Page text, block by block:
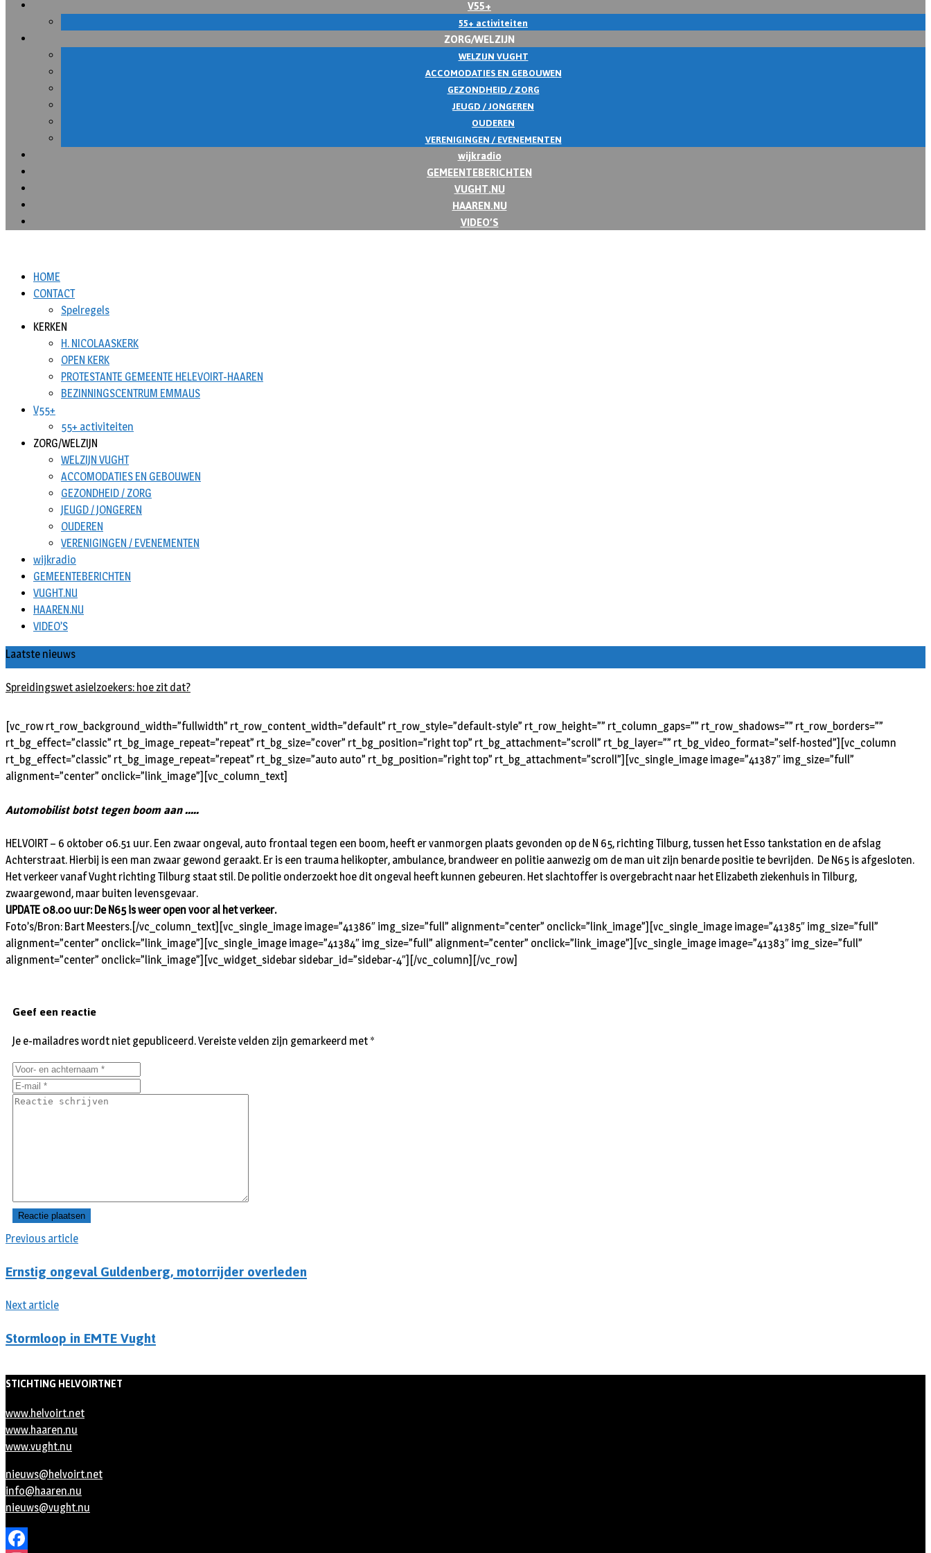
V55+
55+ activiteiten
ZORG/WELZIJN
WELZIJN VUGHT
ACCOMODATIES EN GEBOUWEN
GEZONDHEID / ZORG
JEUGD / JONGEREN
OUDEREN
VERENIGINGEN / EVENEMENTEN
wijkradio
GEMEENTEBERICHTEN
VUGHT.NU
HAAREN.NU
VIDEO’S
HOME
CONTACT
Spelregels
KERKEN
H. NICOLAASKERK
OPEN KERK
PROTESTANTE GEMEENTE HELEVOIRT-HAAREN
BEZINNINGSCENTRUM EMMAUS
V55+
55+ activiteiten
ZORG/WELZIJN
WELZIJN VUGHT
ACCOMODATIES EN GEBOUWEN
GEZONDHEID / ZORG
JEUGD / JONGEREN
OUDEREN
VERENIGINGEN / EVENEMENTEN
wijkradio
GEMEENTEBERICHTEN
VUGHT.NU
HAAREN.NU
VIDEO’S
Laatste nieuws
Spreidingswet asielzoekers: hoe zit dat?
[vc_row rt_row_background_width=”fullwidth” rt_row_content_width=”default” rt_row_style=”default-style” rt_row_height=”” rt_column_gaps=”” rt_row_shadows=”” rt_row_borders=””
rt_bg_effect=”classic” rt_bg_image_repeat=”repeat” rt_bg_size=”cover” rt_bg_position=”right top” rt_bg_attachment=”scroll” rt_bg_layer=”” rt_bg_video_format=”self-hosted”][vc_column
rt_bg_effect=”classic” rt_bg_image_repeat=”repeat” rt_bg_size=”auto auto” rt_bg_position=”right top” rt_bg_attachment=”scroll”][vc_single_image image=”41387″ img_size=”full”
alignment=”center” onclick=”link_image”][vc_column_text]
Automobilist botst tegen boom aan…..
HELVOIRT – 6 oktober 06.51 uur. Een zwaar ongeval, auto frontaal tegen een boom, heeft er vanmorgen plaats gevonden op de N 65, richting Tilburg, tussen het Esso tankstation en de afslag
Achterstraat. Hierbij is een man zwaar gewond geraakt. Er is een trauma helikopter, ambulance, brandweer en politie aanwezig om de man uit zijn benarde positie te bevrijden. De N65 is afgesloten.
Het verkeer vanaf Vught richting Tilburg staat stil. De politie onderzoekt hoe dit ongeval heeft kunnen gebeuren. Het slachtoffer is overgebracht naar het Elizabeth ziekenhuis in Tilburg,
zwaargewond, maar buiten levensgevaar.
UPDATE 08.00 uur: De N65 is weer open voor al het verkeer.
Foto’s/Bron: Bart Meesters.[/vc_column_text][vc_single_image image=”41386″ img_size=”full” alignment=”center” onclick=”link_image”][vc_single_image image=”41385″ img_size=”full”
alignment=”center” onclick=”link_image”][vc_single_image image=”41384″ img_size=”full” alignment=”center” onclick=”link_image”][vc_single_image image=”41383″ img_size=”full”
alignment=”center” onclick=”link_image”][vc_widget_sidebar sidebar_id=”sidebar-4″][/vc_column][/vc_row]
Previous article
Ernstig ongeval Guldenberg, motorrijder overleden
Next article
Stormloop in EMTE Vught
Geef een reactie
Je e-mailadres wordt niet gepubliceerd.Vereiste velden zijn gemarkeerd met *
STICHTING HELVOIRTNET
www.helvoirt.net
www.haaren.nu
www.vught.nu
nieuws@helvoirt.net
info@haaren.nu
nieuws@vught.nu